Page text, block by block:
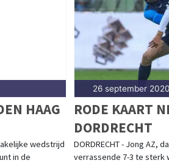
HAAG
wedstrijd
in de
26 september
RODE KAART
DORDRECHT
DORDRECHT - Jong AZ,
verrassende 7-3 te sterk